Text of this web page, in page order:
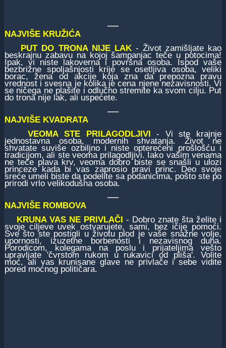
NAJVIŠE KRUŽIĆA
PUT DO TRONA NIJE LAK- Život zamišljate kao
beskrajnu zabavu na kojoj šampanjac teče u potocima!
Ipak, vi niste lakoverna i površna osoba. Ispod vaše
bezbrižne spoljašnjosti krije se osetljiva osoba, veliki
borac, žena od akcije koja zna da prepozna pravu
vrednost i svesna je kolika je cena njene nezavisnosti. Vi
se ničega ne plašite i odlučno stremite ka svom cilju. Put
do trona nije lak, ali uspećete.
NAJVIŠE KVADRATA
VEOMA STE PRILAGODLJIVI - Vi ste krajnje
jednostavna osoba, modernih shvatanja. Život ne
shvatate suviše ozbiljno i niste opterećeni prošlošću i
tradicijom, ali ste veoma prilagodljivi. Iako vašim venama
ne teče plava krv, veoma dobro biste se snašli u ulozi
princeze kada bi vas zaprosio pravi princ. Deo svoje
sreće umeli biste da podelite sa podanicima, pošto ste po
prirodi vrlo velikodušna osoba.
NAJVIŠE ROMBOVA
KRUNA VAS NE PRIVLAČI - Dobro znate šta želite i
svoje ciljeve uvek ostvarujete, sami, bez ičije pomoći.
Sve što ste postigli u životu plod je vaše snažne volje,
upornosti, izuzetne borbenosti i nezavisnog duha.
Porodicom, kolegama na poslu i prijateljima vešto
upravljate 'čvrstom rukom u rukavici od pliša'. Volite
moć, ali vas krunisane glave ne privlače i sebe vidite
pored moćnog političara.